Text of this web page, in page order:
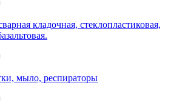
кладочная, стеклопластиковая,
мыло, респираторы